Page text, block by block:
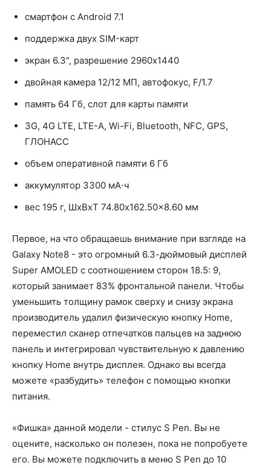
смартфон с Android 7.1
поддержка двух SIM-карт
экран 6.3", разрешение 2960x1440
двойная камера 12/12 МП, автофокус, F/1.7
память 64 Гб, слот для карты памяти
3G, 4G LTE, LTE-A, Wi-Fi, Bluetooth, NFC, GPS,
ГЛОНАСС
объем оперативной памяти 6 Гб
аккумулятор 3300 мА⋅ч
вес 195 г, ШxВxТ 74.80x162.50x8.60 мм
Первое, на что обращаешь внимание при взгляде на
Galaxy Note8 - это огромный 6.3-дюймовый дисплей
Super AMOLED с соотношением сторон 18.5: 9,
который занимает 83% фронтальной панели. Чтобы
уменьшить толщину рамок сверху и снизу экрана
производитель удалил физическую кнопку Home,
переместил сканер отпечатков пальцев на заднюю
панель и интегрировал чувствительную к давлению
кнопку Home внутрь дисплея. Однако вы всегда
можете «разбудить» телефон с помощью кнопки
питания.
«Фишка» данной модели - стилус S Pen. Вы не
оцените, насколько он полезен, пока не попробуете
его. Вы можете подключить в меню S Pen до 10